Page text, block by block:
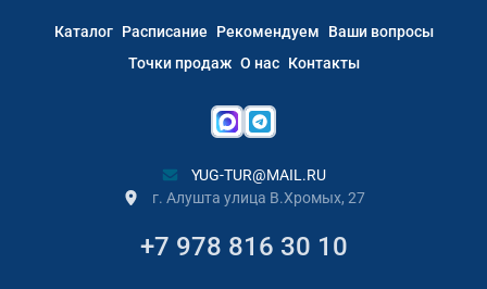
Каталог Расписание Рекомендуем
Ваши вопросы
Точки продаж О нас Контакты
YUG-TUR@MAIL.RU
г. Алушта улица В.Хромых, 27
+7 978 816 30 10